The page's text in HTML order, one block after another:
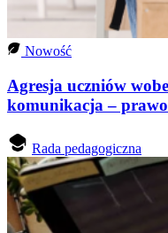
Nowość
Agresja uczniów
komunikacja –
Rada pedagogiczna